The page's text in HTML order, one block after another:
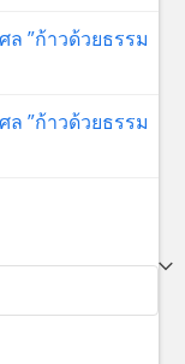
ล ”ก้าวด้วยธรรม
ล ”ก้าวด้วยธรรม